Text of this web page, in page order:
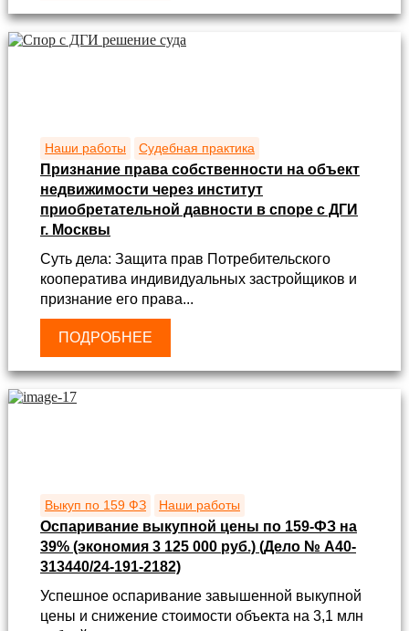
Наши работы Судебная практика
Признание права собственности на объект
недвижимости через институт
приобретательной давности в споре с ДГИ
г. Москвы
Суть дела: Защита прав Потребительского
кооператива индивидуальных застройщиков и
признание его права...
ПОДРОБНЕЕ
Выкуп по 159 ФЗ Наши работы
Оспаривание выкупной цены по 159-ФЗ на
39% (экономия 3 125 000 руб.) (Дело № А40-
313440/24-191-2182)
Успешное оспаривание завышенной выкупной
цены и снижение стоимости объекта на 3,1 млн